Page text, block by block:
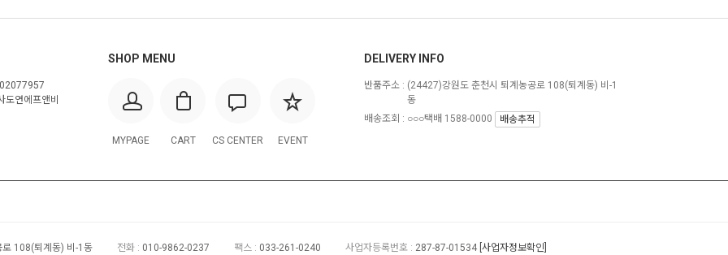
도연에프앤비
SHOP MENU
MYPAGE CART CS CENTER EVENT
DELIVERY INFO
반품주소 : (24427)강원도 춘천시 퇴계농공로 108(퇴계동) 비-1
동
배송조회 : ○○○택배 1588-0000
배송추적
로 108(퇴계동) 비-1동 전화 : 010-9862-0237 팩스 : 033-261-0240 사업자등록번호 : 287-87-01534 [사업자정보확인]